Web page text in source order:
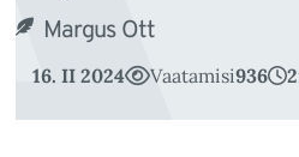
Margus Ott
16. II 2024 Vaatamisi936 2